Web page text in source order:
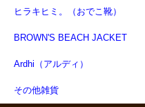
ヒラキヒミ。（おでこ靴）
BROWN'S BEACH JACKET
Ardhi（アルディ）
その他雑貨